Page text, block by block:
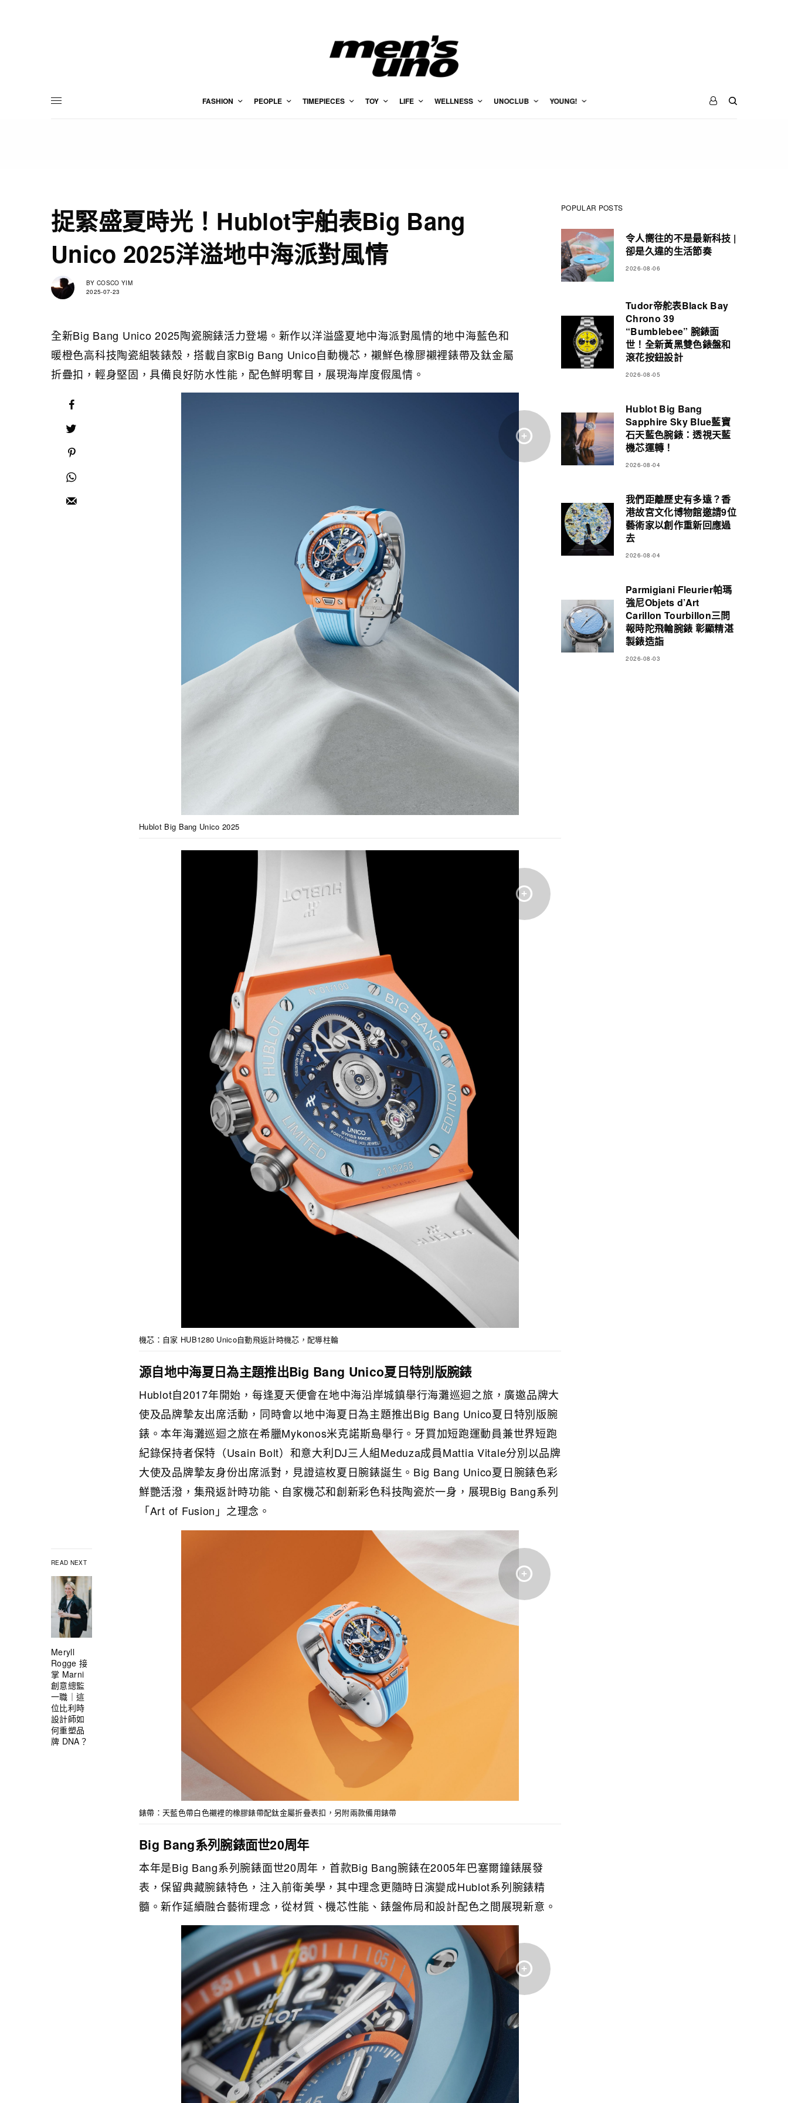
FASHION PEOPLE TIMEPIECES TOY LIFE WELLNESS UNOCLUB YOUNG!
捉緊盛夏時光！Hublot宇舶表Big Bang
Unico 2025洋溢地中海派對風情
BY COSCO YIM
2025-07-23
全新Big Bang Unico 2025陶瓷腕錶活力登場。新作以洋溢盛夏地中海派對風情的地中海藍色和
暖橙色高科技陶瓷組裝錶殼，搭載自家Big Bang Unico自動機芯，襯鮮色橡膠襯裡錶帶及鈦金屬
折疊扣，輕身堅固，具備良好防水性能，配色鮮明奪目，展現海岸度假風情。
READ NEXT
Meryll
Rogge 接
掌 Marni
創意總監
一職｜這
位比利時
設計師如
何重塑品
牌 DNA？
Hublot Big Bang Unico 2025
機芯：自家 HUB1280 Unico自動飛返計時機芯，配導柱輪
源自地中海夏日為主題推出Big Bang Unico夏日特別版腕錶
Hublot自2017年開始，每逢夏天便會在地中海沿岸城鎮舉行海灘巡迴之旅，廣邀品牌大
使及品牌摯友出席活動，同時會以地中海夏日為主題推出Big Bang Unico夏日特別版腕
錶。本年海灘巡迴之旅在希臘Mykonos米克諾斯島舉行。牙買加短跑運動員兼世界短跑
紀錄保持者保特（Usain Bolt）和意大利DJ三人組Meduza成員Mattia Vitale分別以品牌
大使及品牌摯友身份出席派對，見證這枚夏日腕錶誕生。Big Bang Unico夏日腕錶色彩
鮮艷活潑，集飛返計時功能、自家機芯和創新彩色科技陶瓷於一身，展現Big Bang系列
「Art of Fusion」之理念。
錶帶：天藍色帶白色襯裡的橡膠錶帶配鈦金屬折疊表扣，另附兩款備用錶帶
Big Bang系列腕錶面世20周年
本年是Big Bang系列腕錶面世20周年，首款Big Bang腕錶在2005年巴塞爾鐘錶展發
表，保留典藏腕錶特色，注入前衛美學，其中理念更隨時日演變成Hublot系列腕錶精
髓。新作延續融合藝術理念，從材質、機芯性能、錶盤佈局和設計配色之間展現新意。
POPULAR POSTS
令人嚮往的不是最新科技 |
卻是久違的生活節奏
2026-08-06
Tudor帝舵表Black Bay
Chrono 39
“Bumblebee” 腕錶面
世！全新黃黑雙色錶盤和
滾花按鈕設計
2026-08-05
Hublot Big Bang
Sapphire Sky Blue藍寶
石天藍色腕錶：透視天藍
機芯運轉！
2026-08-04
我們距離歷史有多遠？香
港故宮文化博物館邀請9位
藝術家以創作重新回應過
去
2026-08-04
Parmigiani Fleurier帕瑪
強尼Objets d’Art
Carillon Tourbillon三問
報時陀飛輪腕錶 彰顯精湛
製錶造詣
2026-08-03